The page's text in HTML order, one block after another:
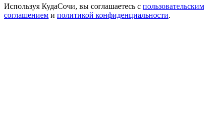
Используя КудаСочи, вы соглашаетесь с пользовательским
соглашением и политикой конфиденциальности.